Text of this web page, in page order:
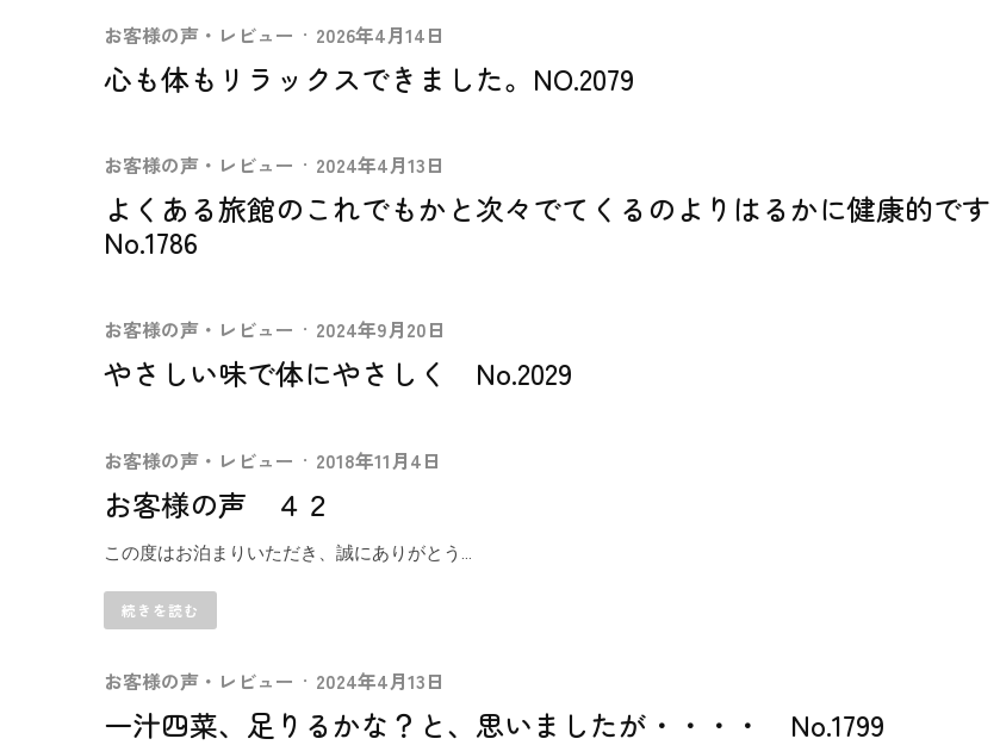
お客様の声・レビュー · 2026年4月14日
心も体もリラックスできました。NO.2079
お客様の声・レビュー · 2024年4月13日
よくある旅館のこれでもかと次々でてくるのよりはるかに健康的です
No.1786
お客様の声・レビュー · 2024年9月20日
やさしい味で体にやさしく No.2029
お客様の声・レビュー · 2018年11月4日
お客様の声 ４２
この度はお泊まりいただき、誠にありがとう...
続きを読む
お客様の声・レビュー · 2024年4月13日
一汁四菜、足りるかな？と、思いましたが・・・・ No.1799